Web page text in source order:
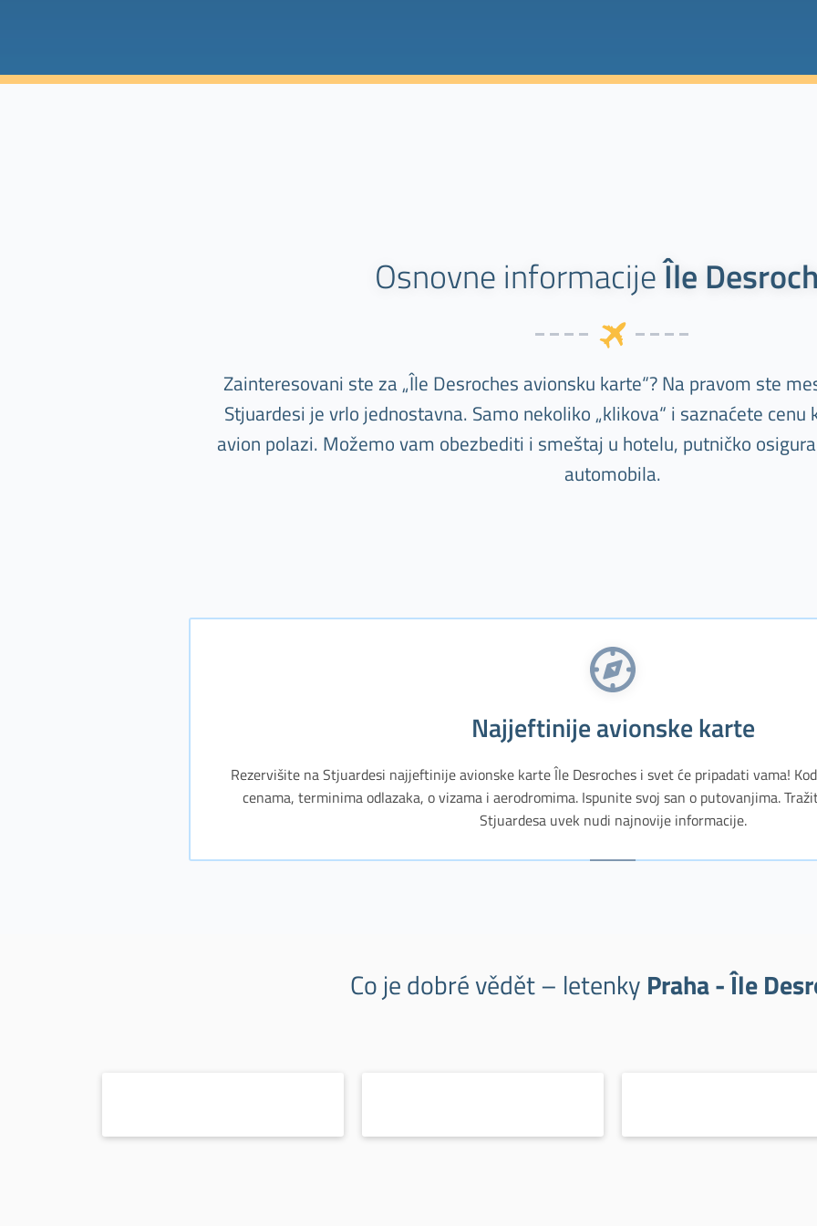
Osnovne informacijeÎle
Zainteresovani ste za „Île Desroches avionsku karte“? Na pravom ste
Stjuardesi je vrlo jednostavna. Samo nekoliko „klikova“ i saznaćete
avion polazi. Možemo vam obezbediti i smeštaj u hotelu, putničko
automobila.
Najjeftinije avionske karte
Rezervišite na Stjuardesi najjeftinije avionske karte Île Desroches i svet će pripadati vama!
cenama, terminima odlazaka, o vizama i aerodromima. Ispunite svoj san o putovanjima.
Stjuardesa uvek nudi najnovije informacije.
Co je dobré vědět – letenky Praha - Île